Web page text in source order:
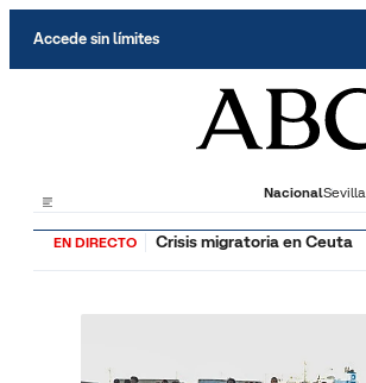
Accede sin límites
NacionalSevilla
EN DIRECTO Crisis migratoria en Ceuta